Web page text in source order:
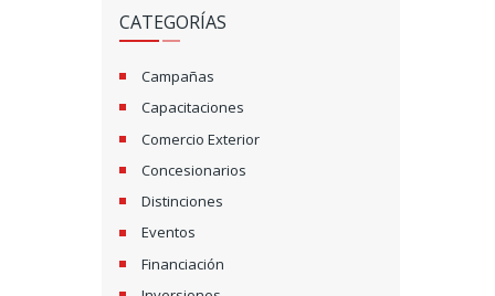
CATEGORÍAS
Campañas
Capacitaciones
Comercio Exterior
Concesionarios
Distinciones
Eventos
Financiación